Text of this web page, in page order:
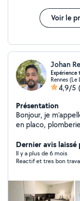
Voir le
Johan
Rennes (Le
4,9/5
Présentation
Bonjour, je
en placo,
travaux intérieurs,
Dernier avis
Il y a plus de 6 mois
Reactif et tres bon